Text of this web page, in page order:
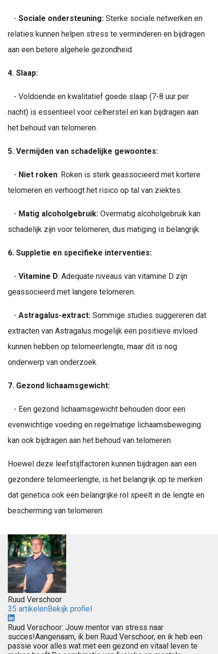
- Sociale ondersteuning: Sterke sociale netwerken en
relaties kunnen helpen stress te verminderen en bijdragen
aan een betere algehele gezondheid.
4. Slaap:
- Voldoende en kwalitatief goede slaap (7-8 uur per
nacht) is essentieel voor celherstel en kan bijdragen aan
het behoud van telomeren.
5. Vermijden van schadelijke gewoontes:
- Niet roken: Roken is sterk geassocieerd met kortere
telomeren en verhoogt het risico op tal van ziektes.
- Matig alcoholgebruik: Overmatig alcoholgebruik kan
schadelijk zijn voor telomeren, dus matiging is belangrijk.
6. Suppletie en specifieke interventies:
- Vitamine D: Adequate niveaus van vitamine D zijn
geassocieerd met langere telomeren.
- Astragalus-extract: Sommige studies suggereren dat
extracten van Astragalus mogelijk een positieve invloed
kunnen hebben op telomeerlengte, maar dit is nog
onderwerp van onderzoek.
7. Gezond lichaamsgewicht:
- Een gezond lichaamsgewicht behouden door een
evenwichtige voeding en regelmatige lichaamsbeweging
kan ook bijdragen aan het behoud van telomeren.
Hoewel deze leefstijlfactoren kunnen bijdragen aan een
gezondere telomeerlengte, is het belangrijk op te merken
dat genetica ook een belangrijke rol speelt in de lengte en
bescherming van telomeren.
Ruud Verschoor
35 artikelenBekijk profiel
Ruud Verschoor: Jouw mentor van stress naar
succes!Aangenaam, ik ben Ruud Verschoor, en ik heb een
passie voor alles wat met een gezond en vitaal leven te